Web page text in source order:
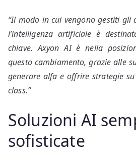
“Il modo in cui vengono gestiti gli
l’intelligenza artificiale è
chiave. Axyon AI è nella
questo cambiamento, grazie alle
generare alfa e offrire strategie
class.”
Soluzioni AI
sofisticate